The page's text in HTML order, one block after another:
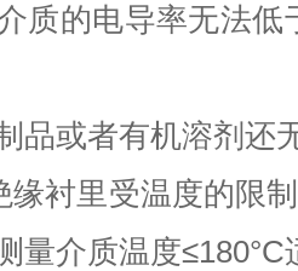
质的电导率无法
或者有机溶剂还
里受温度的限制
量介质温度≤180°C